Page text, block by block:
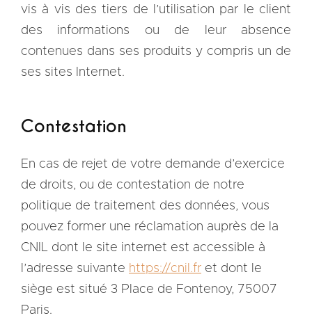
vis à vis des tiers de l’utilisation par le client
des informations ou de leur absence
contenues dans ses produits y compris un de
ses sites Internet.
Contestation
En cas de rejet de votre demande d’exercice
de droits, ou de contestation de notre
politique de traitement des données, vous
pouvez former une réclamation auprès de la
CNIL dont le site internet est accessible à
l’adresse suivante https://cnil.fr et dont le
siège est situé 3 Place de Fontenoy, 75007
Paris.